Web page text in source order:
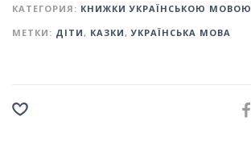
КАТЕГОРИЯ: КНИЖКИ УКРАЇНСЬКОЮ МОВОЮ
МЕТКИ: ДІТИ , КАЗКИ ,УКРАЇНСЬКА МОВА